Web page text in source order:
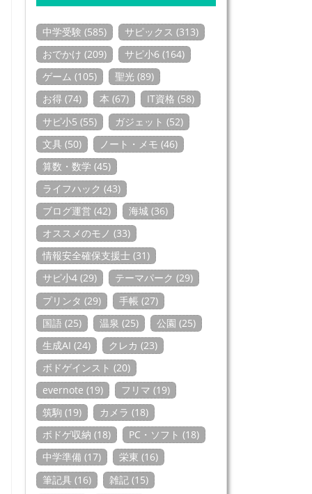
中学受験 (585)
サピックス (313)
おでかけ (209)
サピ小6 (164)
ゲーム (105)
聖光 (89)
お得 (74)
本 (67)
IT資格 (58)
サピ小5 (55)
ガジェット (52)
文具 (50)
ノート・メモ (46)
算数・数学 (45)
ライフハック (43)
ブログ運営 (42)
海城 (36)
オススメのモノ (33)
情報安全確保支援士 (31)
サピ小4 (29)
テーマパーク (29)
プリンタ (29)
手帳 (27)
国語 (25)
温泉 (25)
公園 (25)
生成AI (24)
クレカ (23)
ボドゲインスト (20)
evernote (19)
フリマ (19)
筑駒 (19)
カメラ (18)
ボドゲ収納 (18)
PC・ソフト (18)
中学準備 (17)
栄東 (16)
筆記具 (16)
雑記 (15)